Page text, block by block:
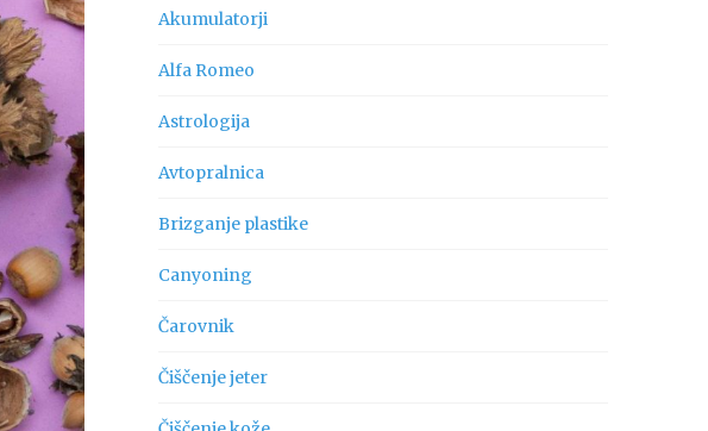
Akumulatorji
Alfa Romeo
Astrologija
Avtopralnica
Brizganje plastike
Canyoning
Čarovnik
Čiščenje jeter